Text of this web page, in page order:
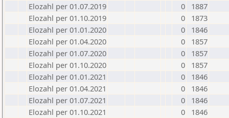
Elozahl per 01.07.2019
0
1887
Elozahl per 01.10.2019
0
1873
Elozahl per 01.01.2020
0
1846
Elozahl per 01.04.2020
0
1857
Elozahl per 01.07.2020
0
1857
Elozahl per 01.10.2020
0
1857
Elozahl per 01.01.2021
0
1846
Elozahl per 01.04.2021
0
1846
Elozahl per 01.07.2021
0
1846
Elozahl per 01.10.2021
0
1846